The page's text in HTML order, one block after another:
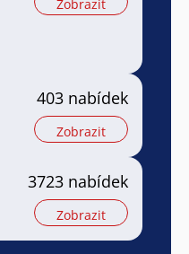
Zobrazit
403 nabídek
Zobrazit
3723 nabídek
Zobrazit